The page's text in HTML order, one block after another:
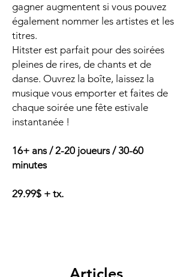
gagner augmentent si vous pouvez
également nommer les artistes et les
titres.
Hitster est parfait pour des soirées
pleines de rires, de chants et de
danse. Ouvrez la boîte, laissez la
musique vous emporter et faites de
chaque soirée une fête estivale
instantanée !
16+ ans / 2-20 joueurs / 30-60
minutes
29.99$ + tx.
Articles